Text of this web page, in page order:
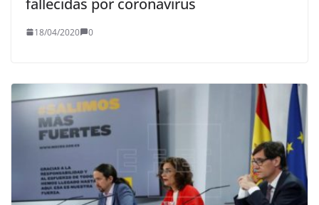
18/04/2020 0